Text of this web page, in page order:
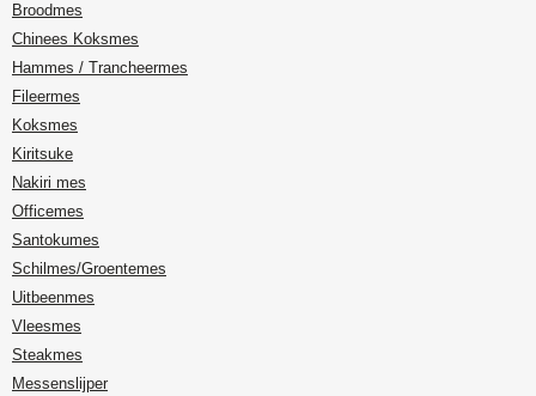
Broodmes
Chinees Koksmes
Hammes / Trancheermes
Fileermes
Koksmes
Kiritsuke
Nakiri mes
Officemes
Santokumes
Schilmes/Groentemes
Uitbeenmes
Vleesmes
Steakmes
Messenslijper